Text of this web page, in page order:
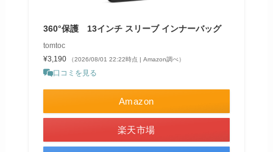
360°保護 13インチ スリーブ インナーバッグ
tomtoc
¥3,190
（2026/08/01 22:22時点 | Amazon調べ）
口コミを見る
Amazon
楽天市場